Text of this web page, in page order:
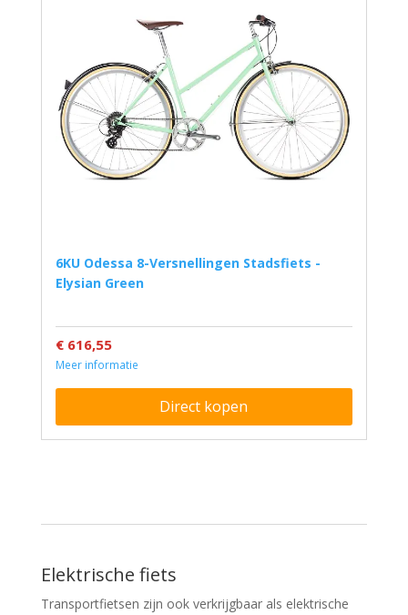
6KU Odessa 8-Versnellingen Stadsfiets -
Elysian Green
€ 616,55
Meer informatie
Direct kopen
Elektrische fiets
Transportfietsen zijn ook verkrijgbaar als elektrische